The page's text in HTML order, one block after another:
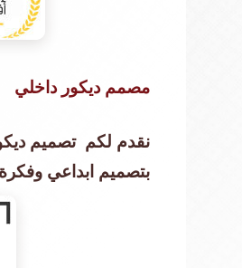
مصمم ديكور داخلي
نقدم لكم تصميم
بتصميم ابداعي